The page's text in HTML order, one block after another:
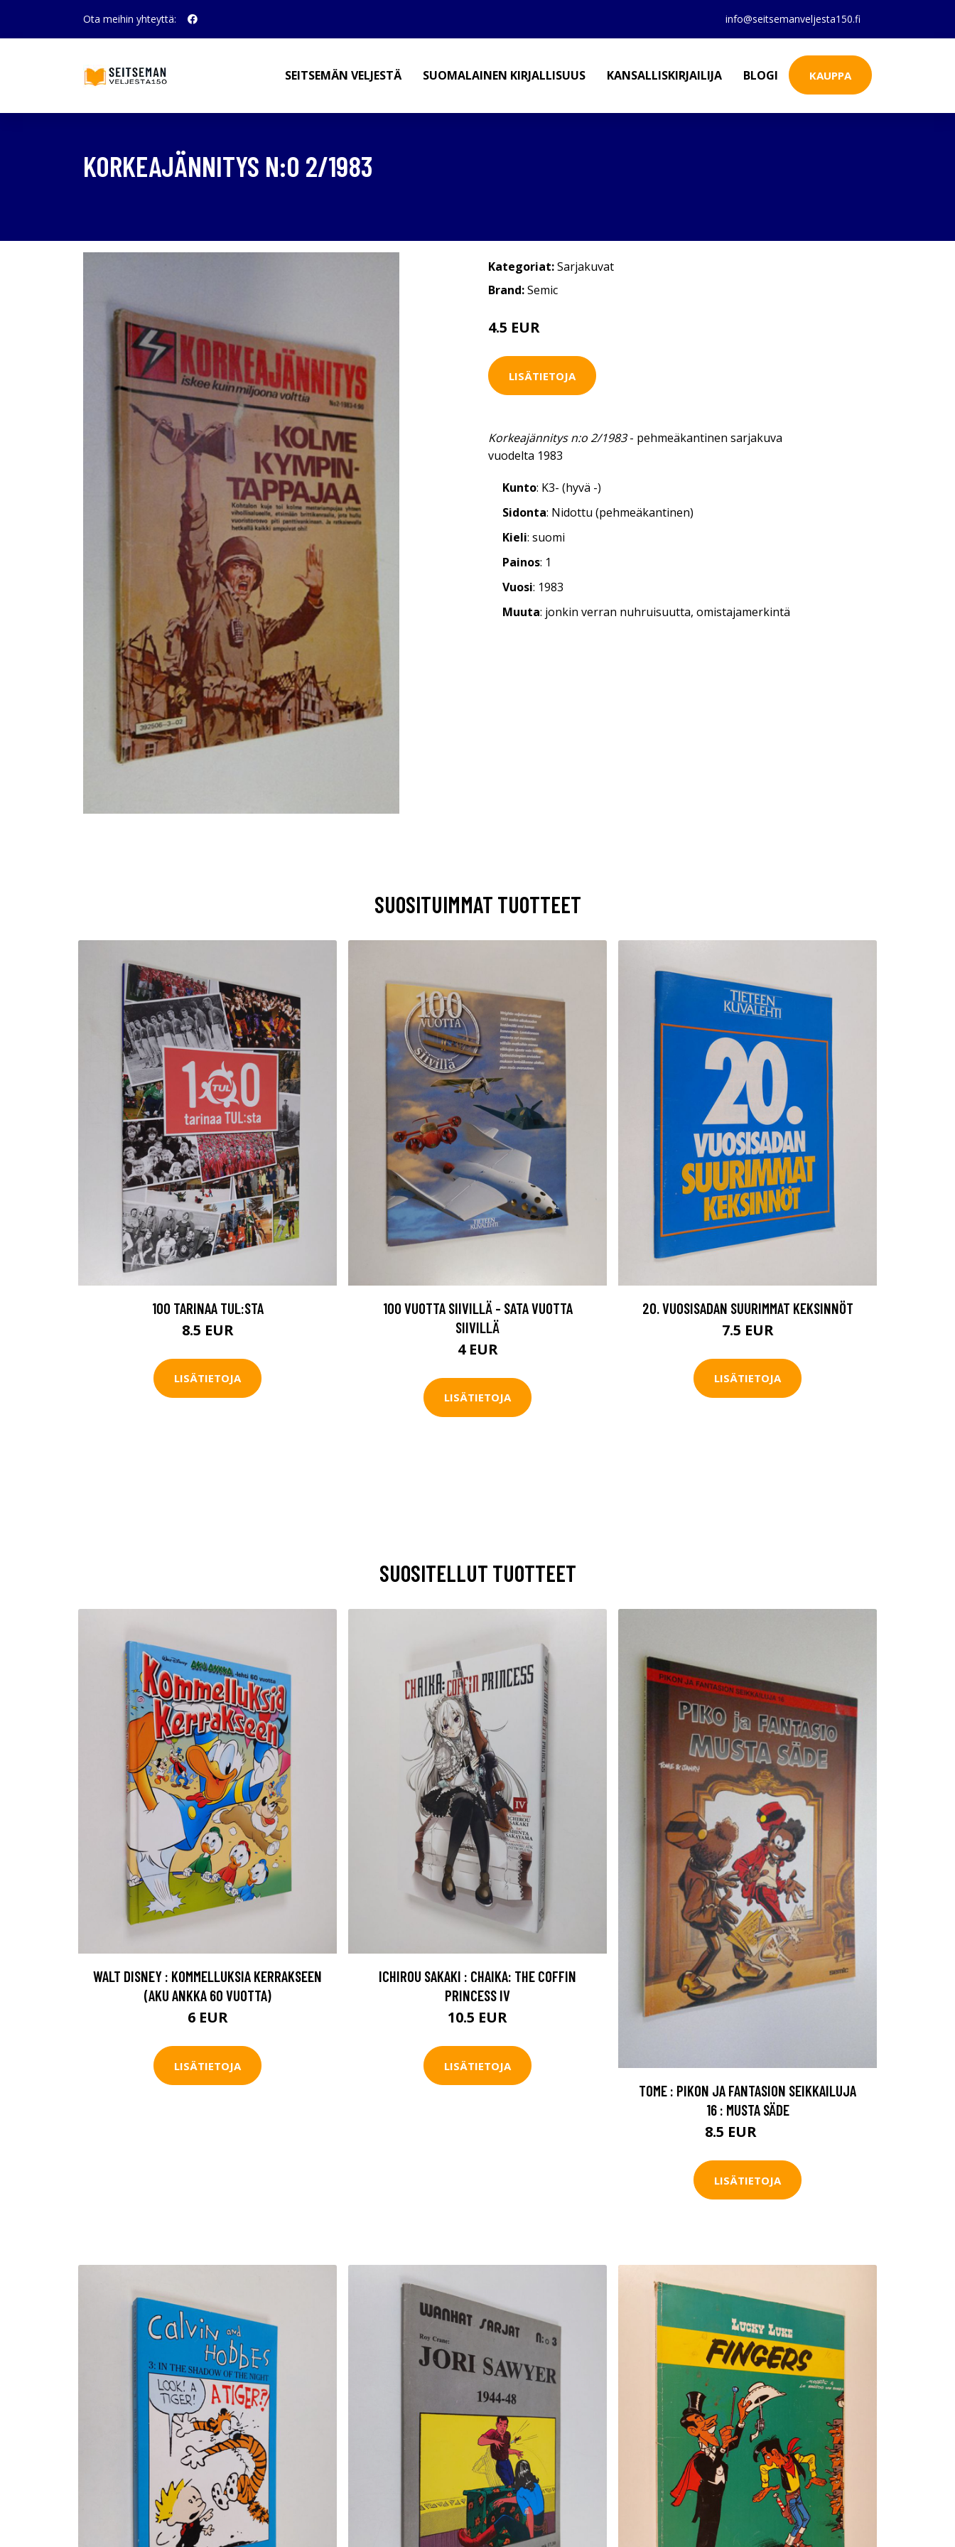
Ota meihin yhteyttä: info@seitsemanveljesta150.fi
SEITSEMÄN VELJESTÄ SUOMALAINEN KIRJALLISUUS KANSALLISKIRJAILIJA BLOGI KAUPPA
KORKEAJÄNNITYS N:O 2/1983
Kategoriat:Sarjakuvat
Brand:Semic
4.5 EUR
LISÄTIETOJA
Korkeajännitys n:o 2/1983- pehmeäkantinen sarjakuva
vuodelta 1983
Kunto: K3- (hyvä -)
Sidonta: Nidottu (pehmeäkantinen)
Kieli: suomi
Painos: 1
Vuosi: 1983
Muuta: jonkin verran nuhruisuutta, omistajamerkintä
SUOSITUIMMAT TUOTTEET
100 TARINAA TUL:STA
8.5 EUR
LISÄTIETOJA
100 VUOTTA SIIVILLÄ - SATA VUOTTA
SIIVILLÄ
4 EUR
LISÄTIETOJA
20. VUOSISADAN SUURIMMAT KEKSINNÖT
7.5 EUR
LISÄTIETOJA
SUOSITELLUT TUOTTEET
WALT DISNEY : KOMMELLUKSIA KERRAKSEEN
(AKU ANKKA 60 VUOTTA)
6 EUR
LISÄTIETOJA
ICHIROU SAKAKI : CHAIKA: THE COFFIN
PRINCESS IV
10.5 EUR
LISÄTIETOJA
TOME : PIKON JA FANTASION SEIKKAILUJA
16 : MUSTA SÄDE
8.5 EUR
LISÄTIETOJA